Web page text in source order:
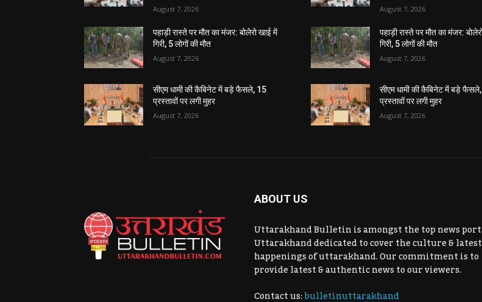
August 7, 2026
पहाड़ी रास्ते पर मौत का मंजर: बोलेरो खाई में
गिरी, 5 लोगों की मौत
August 7, 2026
सीएम धामी की कैबिनेट में बड़े फैसले, 15
प्रस्तावों पर लगी मुहर
August 7, 2026
August 7, 2026
पहाड़ी रास्ते पर मौत का मंजर:
गिरी, 5 लोगों की मौत
August 7, 2026
सीएम धामी की कैबिनेट में बड़े
प्रस्तावों पर लगी मुहर
August 7, 2026
ABOUT US
Uttarakhand Bulletin is amongst the top news
Uttarakhand dedicated to cover the culture & latest
happenings of uttarakhand. Our commitment is to
provide latest & authentic news to our viewers.
Contact us:bulletinuttarakhand